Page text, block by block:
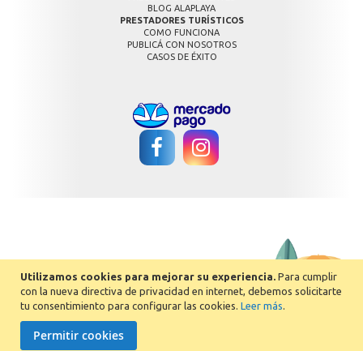
Utilizamos cookies para mejorar su experiencia. Para cumplir
con la nueva directiva de privacidad en internet, debemos solicitarte
tu consentimiento para configurar las cookies. Leer más.
Permitir cookies
BLOG ALAPLAYA
PRESTADORES TURÍSTICOS
COMO FUNCIONA
PUBLICÁ CON NOSOTROS
CASOS DE ÉXITO